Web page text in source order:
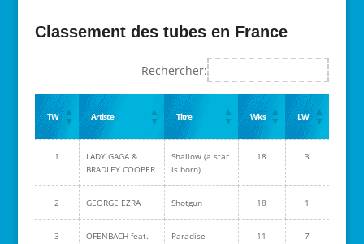
Classement des tubes en France
Rechercher:
TW Artiste Titre Wks LW
1
LADY GAGA &
BRADLEY COOPER
Shallow (a star
is born)
18 3
2 GEORGE EZRA Shotgun 18 1
3
OFENBACH feat.
Paradise 11 7